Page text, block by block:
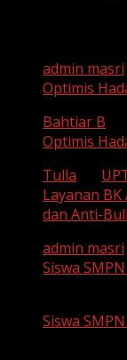
admin masri
Optimis
Bahtiar B
Optimis
Tulla
Layanan
dan Anti-
admin masri
Siswa
Siswa